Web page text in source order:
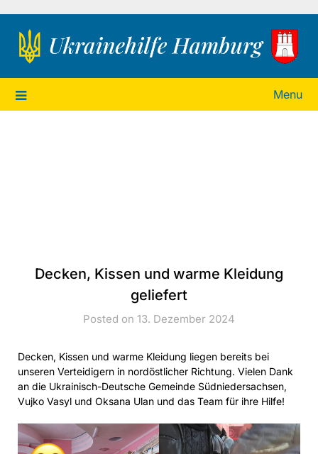
Ukrainehilfe Hamburg
Menu
Decken, Kissen und warme Kleidung
geliefert
Posted on 13. Dezember 2024
Decken, Kissen und warme Kleidung liegen bereits bei
unseren Verteidigern in nordöstlicher Richtung. Vielen Dank
an die Ukrainisch-Deutsche Gemeinde Südniedersachsen,
Vujko Vasyl und Oksana Ulan und das Team für ihre Hilfe!